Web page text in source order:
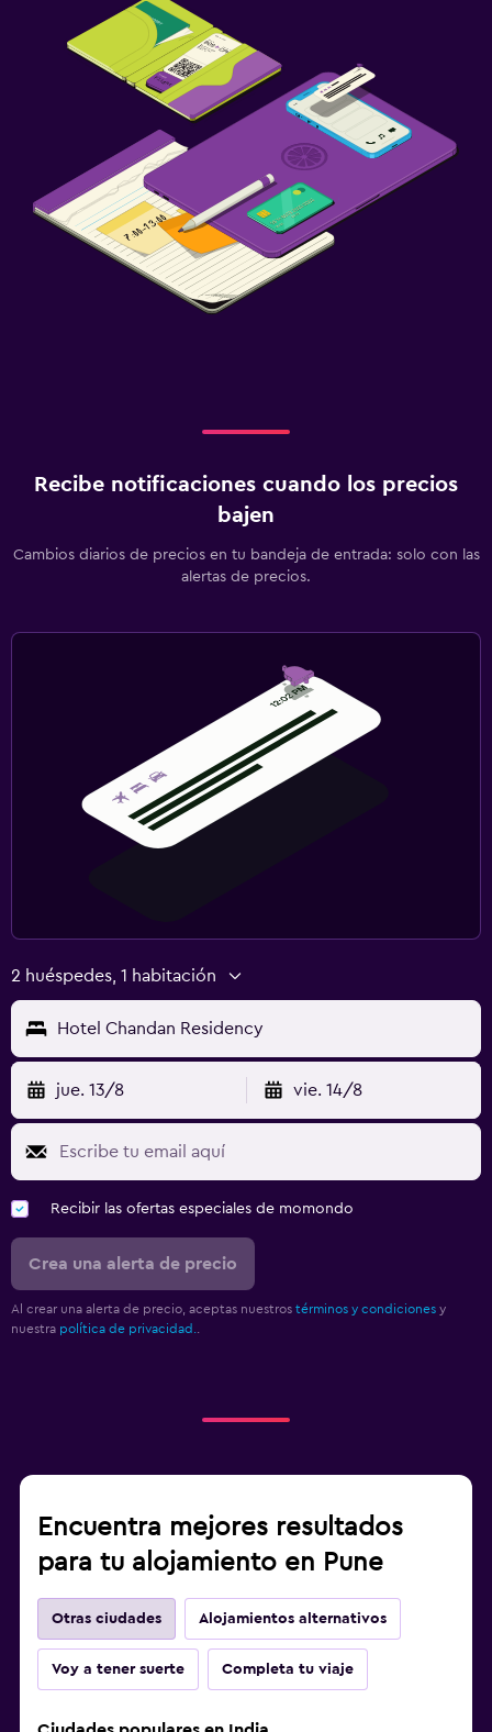
Recibe notificaciones cuando los precios
bajen
Cambios diarios de precios en tu bandeja de entrada: solo con las
alertas de precios.
2 huéspedes, 1 habitación
Hotel Chandan Residency
jue. 13/8 vie. 14/8
Recibir las ofertas especiales de momondo
Crea una alerta de precio
Al crear una alerta de precio, aceptas nuestros términos y condiciones y
nuestra política de privacidad.
Encuentra mejores resultados
para tu alojamiento en Pune
Otras ciudades Alojamientos alternativos
Voy a tener suerte Completa tu viaje